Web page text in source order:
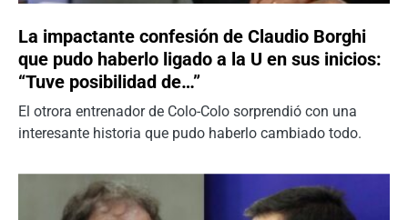
La impactante confesión de Claudio Borghi
que pudo haberlo ligado a la U en sus inicios:
“Tuve posibilidad de…”
El otrora entrenador de Colo-Colo sorprendió con una
interesante historia que pudo haberlo cambiado todo.